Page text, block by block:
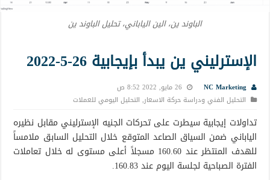
الباوند ين، الين الياباني، تحليل الباوند ين
الإسترليني ين يبدأ بإيجابية 26-5-2022
NC Marketing
26 مايو, 2022 8:52 ص
التحليل الفني ودراسة حركة الاسعار, التحليل اليومي للعملات
تداولات إيجابية سيطرت على تحركات الجنيه الإسترليني مقابل نظيره
الياباني ضمن السياق الصاعد المتوقع خلال التحليل السابق ملامساً
للهدف المنتظر عند 160.60 مسجلاً أعلى مستوى له خلال تعاملات
الفترة الصباحية لجلسة اليوم عند 160.83.